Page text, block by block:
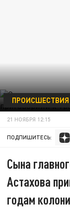
ПРОИСШЕСТВИЯ
21 НОЯБРЯ 12:15
ПОДПИШИТЕСЬ:
Сына
Астахова
годам